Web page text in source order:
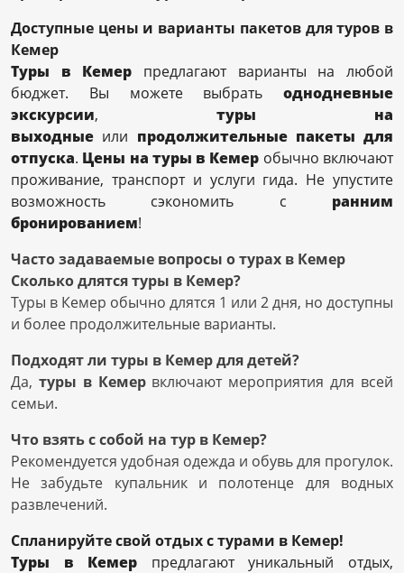
Доступные цены и варианты пакетов для туров в
Кемер
Туры в Кемер предлагают варианты на любой
бюджет. Вы можете выбрать однодневные
экскурсии, туры на
выходные или продолжительные пакеты для
отпуска. Цены на туры в Кемер обычно включают
проживание, транспорт и услуги гида. Не упустите
возможность сэкономить с ранним
бронированием!
Часто задаваемые вопросы о турах в Кемер
Сколько длятся туры в Кемер?
Туры в Кемер обычно длятся 1 или 2 дня, но доступны
и более продолжительные варианты.
Подходят ли туры в Кемер для детей?
Да, туры в Кемервключают мероприятия для всей
семьи.
Что взять с собой на тур в Кемер?
Рекомендуется удобная одежда и обувь для прогулок.
Не забудьте купальник и полотенце для водных
развлечений.
Спланируйте свой отдых с турами в Кемер!
Туры в Кемер предлагают уникальный отдых,